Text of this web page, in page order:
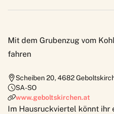
Mit dem Grubenzug vom
fahren
Scheiben 20,4682
SA-SO
www.geboltskirchen.at
Im Hausruckviertel könnt ihr